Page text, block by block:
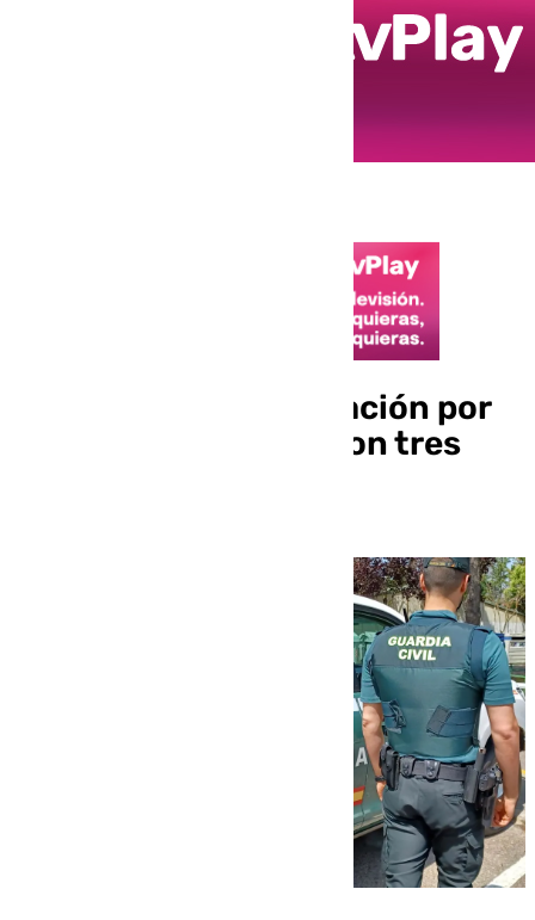
Abierta una investigación por
una reyerta en Loja con tres